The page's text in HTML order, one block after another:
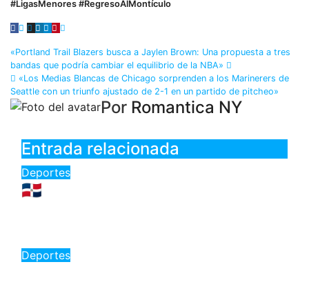
#LigasMenores #RegresoAlMontículo
«Portland Trail Blazers busca a Jaylen Brown: Una propuesta a tres
bandas que podría cambiar el equilibrio de la NBA»
«Los Medias Blancas de Chicago sorprenden a los Marinerers de
Seattle con un triunfo ajustado de 2-1 en un partido de pitcheo»
Por Romantica NY
Entrada relacionada
Deportes
🇩🇴 ¡Ni la lluvia pudo apagar el
Deportes